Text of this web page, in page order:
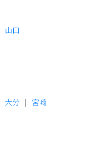
山口
大分
宮崎